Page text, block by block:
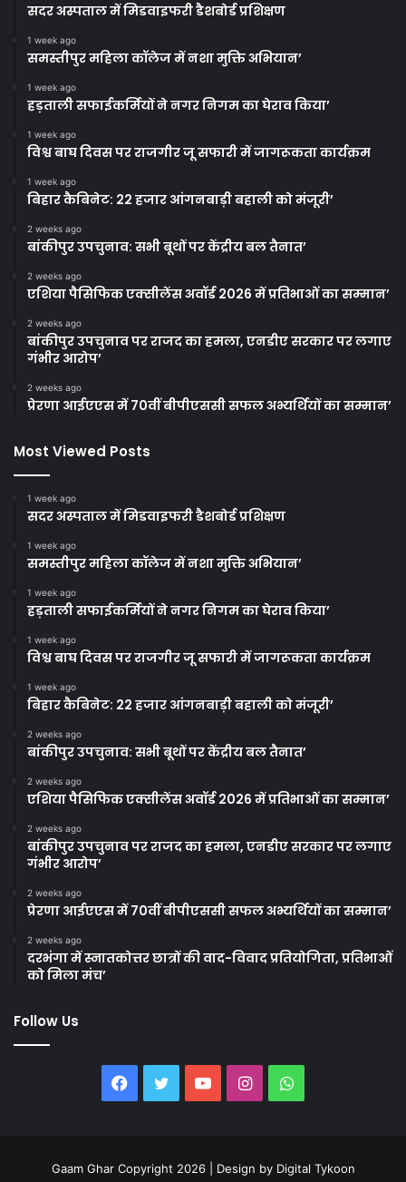
सदर अस्पताल में मिडवाइफरी डैशबोर्ड प्रशिक्षण
1 week ago
समस्तीपुर महिला कॉलेज में नशा मुक्ति अभियान’
1 week ago
हड़ताली सफाईकर्मियों ने नगर निगम का घेराव किया’
1 week ago
विश्व बाघ दिवस पर राजगीर जू सफारी में जागरूकता कार्यक्रम
1 week ago
बिहार कैबिनेट: 22 हजार आंगनबाड़ी बहाली को मंजूरी’
2 weeks ago
बांकीपुर उपचुनाव: सभी बूथों पर केंद्रीय बल तैनात’
2 weeks ago
एशिया पैसिफिक एक्सीलेंस अवॉर्ड 2026 में प्रतिभाओं का सम्मान’
2 weeks ago
बांकीपुर उपचुनाव पर राजद का हमला, एनडीए सरकार पर लगाए
गंभीर आरोप’
2 weeks ago
प्रेरणा आईएएस में 70वीं बीपीएससी सफल अभ्यर्थियों का सम्मान’
Most Viewed Posts
1 week ago
सदर अस्पताल में मिडवाइफरी डैशबोर्ड प्रशिक्षण
1 week ago
समस्तीपुर महिला कॉलेज में नशा मुक्ति अभियान’
1 week ago
हड़ताली सफाईकर्मियों ने नगर निगम का घेराव किया’
1 week ago
विश्व बाघ दिवस पर राजगीर जू सफारी में जागरूकता कार्यक्रम
1 week ago
बिहार कैबिनेट: 22 हजार आंगनबाड़ी बहाली को मंजूरी’
2 weeks ago
बांकीपुर उपचुनाव: सभी बूथों पर केंद्रीय बल तैनात’
2 weeks ago
एशिया पैसिफिक एक्सीलेंस अवॉर्ड 2026 में प्रतिभाओं का सम्मान’
2 weeks ago
बांकीपुर उपचुनाव पर राजद का हमला, एनडीए सरकार पर लगाए
गंभीर आरोप’
2 weeks ago
प्रेरणा आईएएस में 70वीं बीपीएससी सफल अभ्यर्थियों का सम्मान’
2 weeks ago
दरभंगा में स्नातकोत्तर छात्रों की वाद-विवाद प्रतियोगिता, प्रतिभाओं
को मिला मंच’
Follow Us
Facebook
TwitterYouTubeInstagramWhatsApp
Gaam Ghar Copyright 2026 | Design by Digital Tykoon